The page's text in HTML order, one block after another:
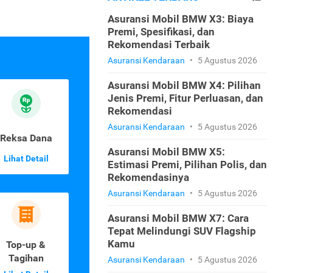
Reksa Dana
Lihat Detail
Top-up &
Tagihan
Asuransi Mobil BMW X3: Biaya
Premi, Spesifikasi, dan
Rekomendasi Terbaik
Asuransi Kendaraan • 5 Agustus 2026
Asuransi Mobil BMW X4: Pilihan
Jenis Premi, Fitur Perluasan, dan
Rekomendasi
Asuransi Kendaraan • 5 Agustus 2026
Asuransi Mobil BMW X5:
Estimasi Premi, Pilihan Polis, dan
Rekomendasinya
Asuransi Kendaraan • 5 Agustus 2026
Asuransi Mobil BMW X7: Cara
Tepat Melindungi SUV Flagship
Kamu
Asuransi Kendaraan • 5 Agustus 2026